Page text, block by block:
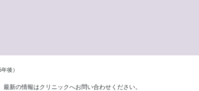
後）
新の情報はクリニックへお問い合わせください。